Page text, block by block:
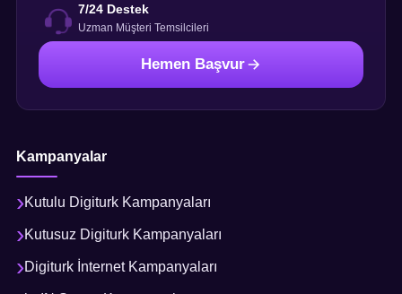
7/24 Destek
Uzman Müşteri Temsilcileri
Hemen Başvur
Kampanyalar
Kutulu Digiturk Kampanyaları
Kutusuz Digiturk Kampanyaları
Digiturk İnternet Kampanyaları